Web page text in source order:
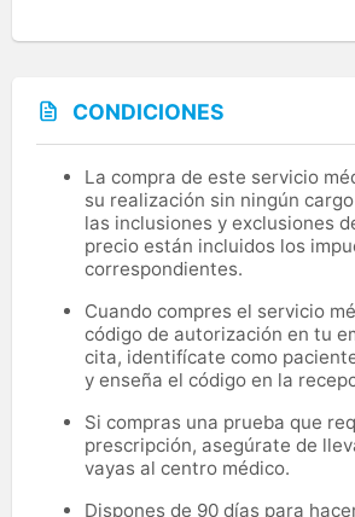
CONDICIONES
La compra de este servicio
su realización sin ningún
las inclusiones y exclusiones
precio están incluidos los
correspondientes.
Cuando compres el servicio
código de autorización en tu
cita, identifícate como
y enseña el código en la
Si compras una prueba que
prescripción, asegúrate de
vayas al centro médico.
Dispones de 90 días para